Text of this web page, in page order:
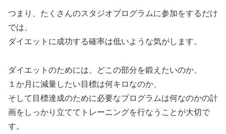
つまり、たくさんのスタジオプログラムに参加をするだけ
では、
ダイエットに成功する確率は低いような気がします。
ダイエットのためには、どこの部分を鍛えたいのか、
１か月に減量したい目標は何キロなのか、
そして目標達成のために必要なプログラムは何なのかの計
画をしっかり立ててトレーニングを行なうことが大切で
す。